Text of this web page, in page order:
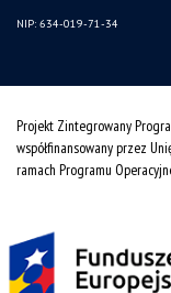
NIP: 634-019-71-34
Projekt Zintegrowany
współfinansowany przez
ramach Programu